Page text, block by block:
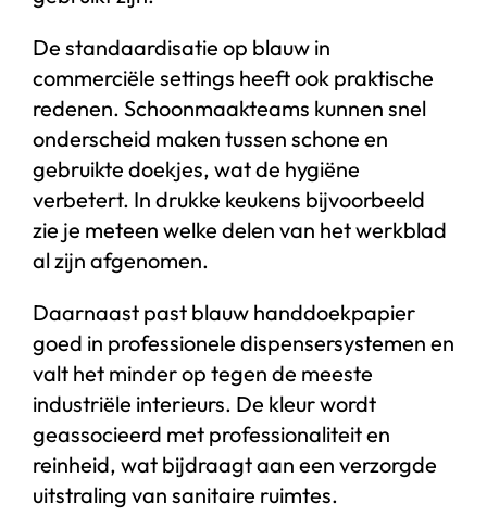
De standaardisatie op blauw in
commerciële settings heeft ook praktische
redenen. Schoonmaakteams kunnen snel
onderscheid maken tussen schone en
gebruikte doekjes, wat de hygiëne
verbetert. In drukke keukens bijvoorbeeld
zie je meteen welke delen van het werkblad
al zijn afgenomen.
Daarnaast past blauw handdoekpapier
goed in professionele dispensersystemen en
valt het minder op tegen de meeste
industriële interieurs. De kleur wordt
geassocieerd met professionaliteit en
reinheid, wat bijdraagt aan een verzorgde
uitstraling van sanitaire ruimtes.